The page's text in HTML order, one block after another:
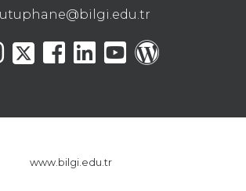
www.bilgi.edu.tr